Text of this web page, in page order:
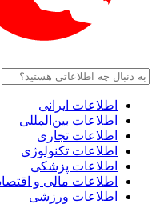
اطلاعات‌ ‎ایرانی
اطلاعات بین‌المللی
اطلاعات تجاری
اطلاعات تکنولوژی
اطلاعات پزشکی
اطلاعات مالی و
اطلاعات ورزشی